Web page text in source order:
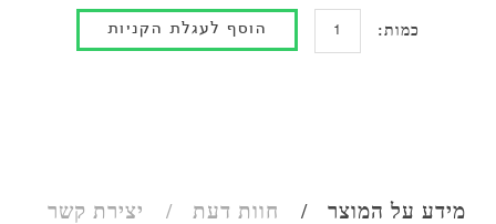
כמות:
מידע על המוצר חוות דעת יצירת קשר